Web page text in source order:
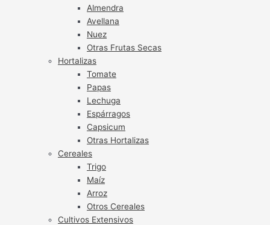
Almendra
Avellana
Nuez
Otras Frutas Secas
Hortalizas
Tomate
Papas
Lechuga
Espárragos
Capsicum
Otras Hortalizas
Cereales
Trigo
Maíz
Arroz
Otros Cereales
Cultivos Extensivos